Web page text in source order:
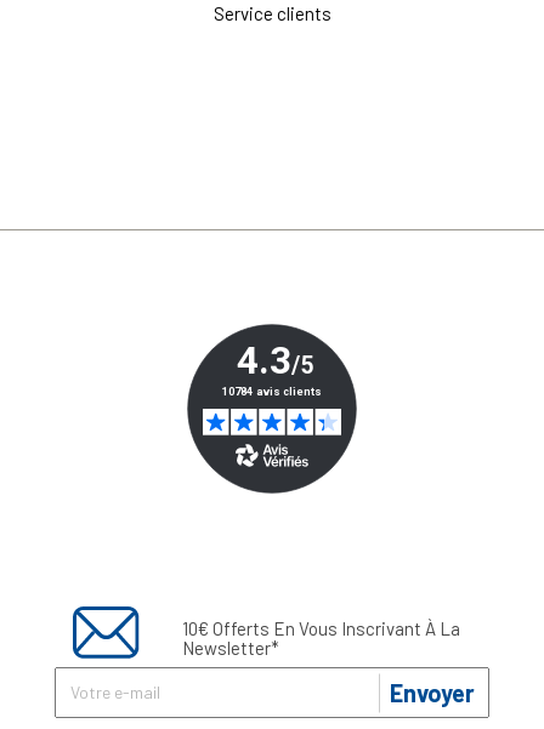
Service clients
10€ Offerts En Vous Inscrivant À La
Newsletter*
Envoyer